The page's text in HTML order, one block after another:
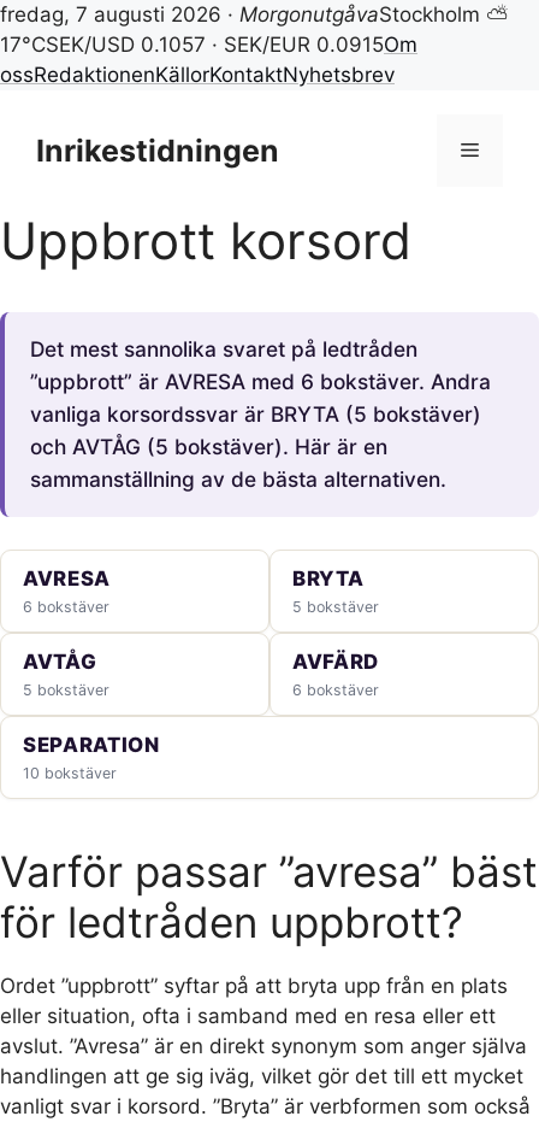
fredag, 7 augusti 2026 · MorgonutgåvaStockholm ⛅
17°CSEK/USD 0.1057 · SEK/EUR 0.0915Om
ossRedaktionenKällorKontaktNyhetsbrev
innehållInrikestidningen Meny
Uppbrott korsord
Det mest sannolika svaret på ledtråden
”uppbrott” är AVRESA med 6 bokstäver. Andra
vanliga korsordssvar är BRYTA (5 bokstäver)
och AVTÅG (5 bokstäver). Här är en
sammanställning av de bästa alternativen.
AVRESA
6 bokstäver
BRYTA
5 bokstäver
AVTÅG
5 bokstäver
AVFÄRD
6 bokstäver
SEPARATION
10 bokstäver
Varför passar ”avresa” bäst
för ledtråden uppbrott?
Ordet ”uppbrott” syftar på att bryta upp från en plats
eller situation, ofta i samband med en resa eller ett
avslut. ”Avresa” är en direkt synonym som anger själva
handlingen att ge sig iväg, vilket gör det till ett mycket
vanligt svar i korsord. ”Bryta” är verbformen som också